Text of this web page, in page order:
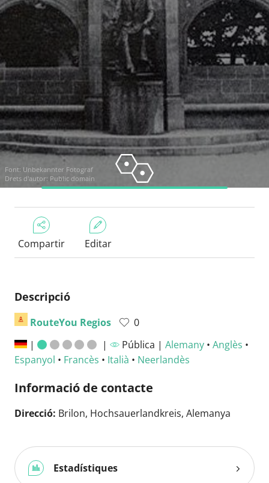
Font: Unbekannter Fotograf
Drets d'autor: Public domain
Compartir Editar
Descripció
RouteYou Regios
0
|
| Pública | Alemany• Anglès •
Espanyol • Francès • Italià • Neerlandès
Informació de contacte
Direcció: Brilon, Hochsauerlandkreis, Alemanya
Estadístiques